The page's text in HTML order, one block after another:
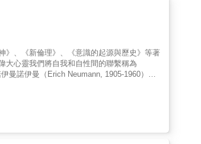
通」的境界，讀來過癮，令人拍案叫絕。
思想遨遊，世界何其廣闊！──黃貞祥 &
他如何一邊唸書、一邊黑手式地「自家車庫
活的創新發明，背後都有著他「利益眾生」
，化為人人受用的處世智慧，教你如何透過
科學論證： 針對年輕世代的焦慮與迷惘，葉
高無上」，撫慰無數疲憊的心靈 。
、《新倫理》、《意識的起源與歷史》等著
大心靈我們將自我和自性間的聯繫稱為
曼諾伊曼（Erich Neumann, 1905-1960）是
植於對猶太歷史與反猶主義的深刻思考，早
原型。諾伊曼最知名的著作是《大母神》，
論的空白。在諾伊曼的思想中，女性特質就